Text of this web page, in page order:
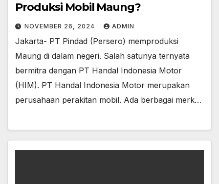
Produksi Mobil Maung?
NOVEMBER 26, 2024 ADMIN
Jakarta- PT Pindad (Persero) memproduksi
Maung di dalam negeri. Salah satunya ternyata
bermitra dengan PT Handal Indonesia Motor
(HIM). PT Handal Indonesia Motor merupakan
perusahaan perakitan mobil. Ada berbagai merk…